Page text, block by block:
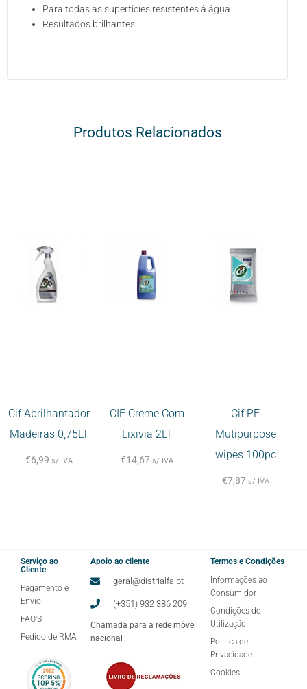
Para todas as superfícies resistentes à água
Resultados brilhantes
Produtos Relacionados
Cif Abrilhantador
Madeiras 0,75LT
€6,99 s/ IVA
CIF Creme Com
Lixivia 2LT
€14,67 s/ IVA
Cif PF
Mutipurpose
wipes 100pc
€7,87 s/ IVA
Serviço ao
Cliente
Pagamento e
Envio
FAQ'S
Pedido de RMA
Apoio ao cliente
geral@distrialfa.pt
(+351) 932 386 209
Chamada para a rede móvel
nacional
Termos e Condições
Informações ao
Consumidor
Condições de
Utilização
Politíca de
Privacidade
Cookies